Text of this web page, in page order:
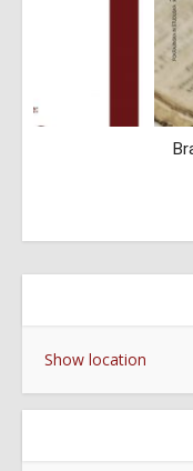
Bralna kultura in
na območju
Show location